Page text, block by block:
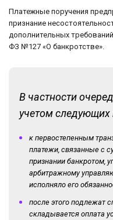
Платежные поручения
признание
дополнительных
ФЗ №127 «О банкротстве».
В частности
учетом
к первостепенным
платежи, связанные с
признании банкротом,
арбитражному
исполняло его
после этого подлежат
складывается оплата